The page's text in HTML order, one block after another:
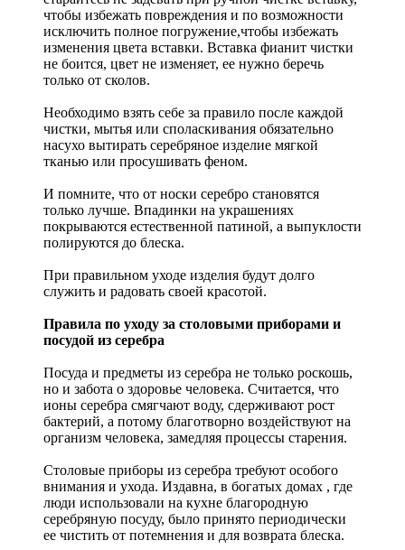
чтобы избежать повреждения и по возможности
исключить полное погружение,чтобы избежать
изменения цвета вставки. Вставка фианит чистки
не боится, цвет не изменяет, ее нужно беречь
только от сколов.
Необходимо взять себе за правило после каждой
чистки, мытья или споласкивания обязательно
насухо вытирать серебряное изделие мягкой
тканью или просушивать феном.
И помните, что от носки серебро становятся
только лучше. Впадинки на украшениях
покрываются естественной патиной, а выпуклости
полируются до блеска.
При правильном уходе изделия будут долго
служить и радовать своей красотой.
Правила по уходу за столовыми приборами и
посудой из серебра
Посуда и предметы из серебра не только роскошь,
но и забота о здоровье человека. Считается, что
ионы серебра смягчают воду, сдерживают рост
бактерий, а потому благотворно воздействуют на
организм человека, замедляя процессы старения.
Столовые приборы из серебра требуют особого
внимания и ухода. Издавна, в богатых домах , где
люди использовали на кухне благородную
серебряную посуду, было принято периодически
ее чистить от потемнения и для возврата блеска.